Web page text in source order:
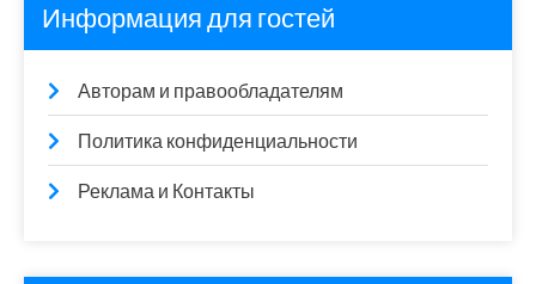
Информация для гостей
Авторам и правообладателям
Политика конфиденциальности
Реклама и Контакты